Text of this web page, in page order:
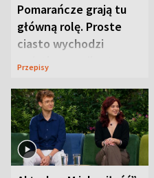
Pomarańcze grają tu
główną rolę. Proste
ciasto wychodzi
wyjątkowo wilgotne
Przepisy